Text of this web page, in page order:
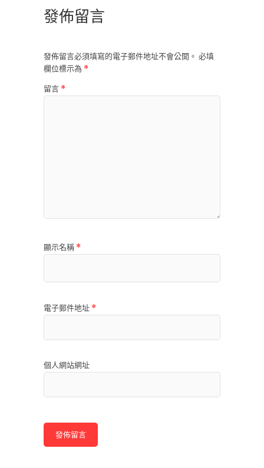
發佈留言
發佈留言必須填寫的電子郵件地址不會公開。 必填
欄位標示為 *
留言 *
顯示名稱 *
電子郵件地址 *
個人網站網址